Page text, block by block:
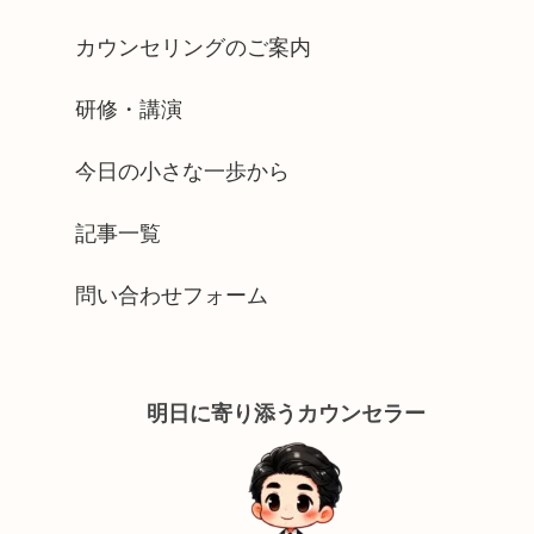
カウンセリングのご案内
研修・講演
今日の小さな一歩から
記事一覧
問い合わせフォーム
明日に寄り添うカウンセラー